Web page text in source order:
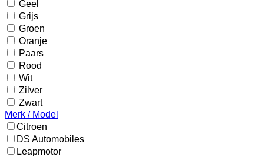
Geel
Grijs
Groen
Oranje
Paars
Rood
Wit
Zilver
Zwart
Merk / Model
Citroen
DS Automobiles
Leapmotor